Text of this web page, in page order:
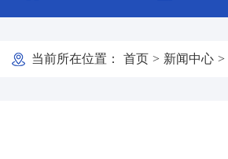
当前所在位置： 首页 > 新闻中心 >